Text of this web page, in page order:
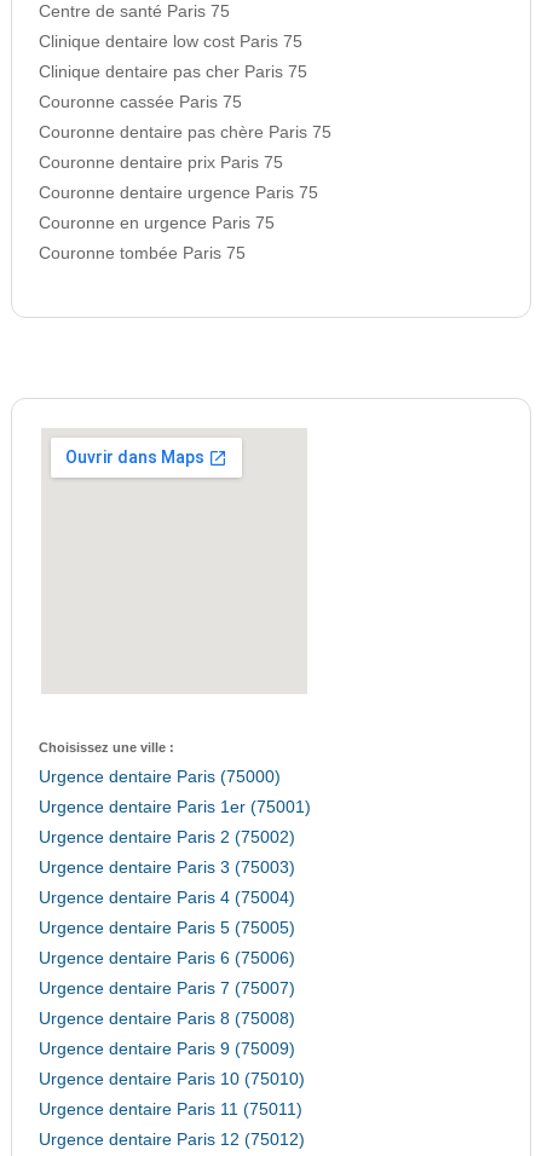
Centre de santé Paris 75
Clinique dentaire low cost Paris 75
Clinique dentaire pas cher Paris 75
Couronne cassée Paris 75
Couronne dentaire pas chère Paris 75
Couronne dentaire prix Paris 75
Couronne dentaire urgence Paris 75
Couronne en urgence Paris 75
Couronne tombée Paris 75
Choisissez une ville :
Urgence dentaire Paris (75000)
Urgence dentaire Paris 1er (75001)
Urgence dentaire Paris 2 (75002)
Urgence dentaire Paris 3 (75003)
Urgence dentaire Paris 4 (75004)
Urgence dentaire Paris 5 (75005)
Urgence dentaire Paris 6 (75006)
Urgence dentaire Paris 7 (75007)
Urgence dentaire Paris 8 (75008)
Urgence dentaire Paris 9 (75009)
Urgence dentaire Paris 10 (75010)
Urgence dentaire Paris 11 (75011)
Urgence dentaire Paris 12 (75012)